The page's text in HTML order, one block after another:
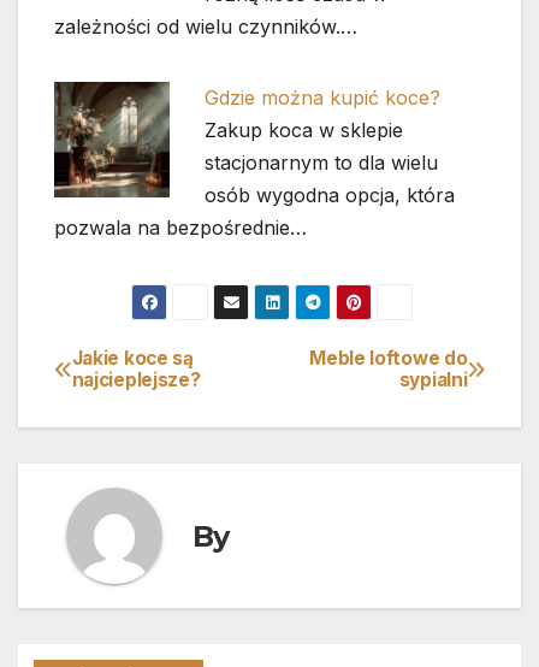
zależności od wielu czynników.…
Gdzie można kupić koce?
Zakup koca w sklepie
stacjonarnym to dla wielu
osób wygodna opcja, która
pozwala na bezpośrednie…
Nawigacja
wpisu
Meble loftowe do
sypialni
Jakie koce są
najcieplejsze?
By